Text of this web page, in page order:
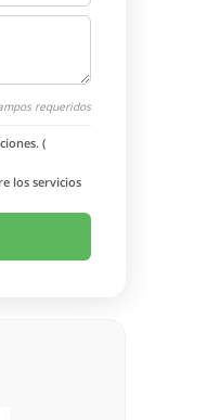
requeridos
(
los servicios